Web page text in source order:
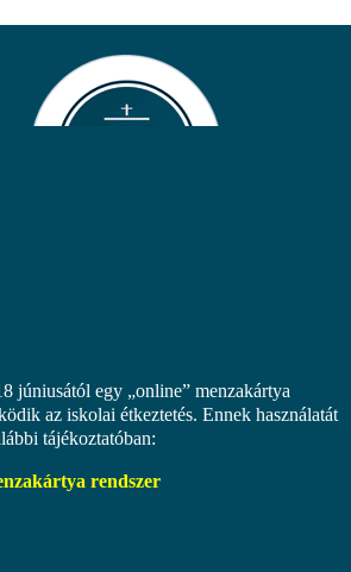
júniusától egy „online” menzakártya
az iskolai étkeztetés. Ennek használatát
tájékoztatóban:
rendszer